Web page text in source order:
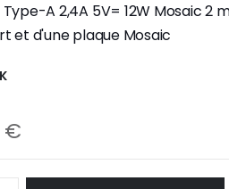
Type-A 2,4A 5V= 12W Mosaic
et d'une plaque Mosaic
€